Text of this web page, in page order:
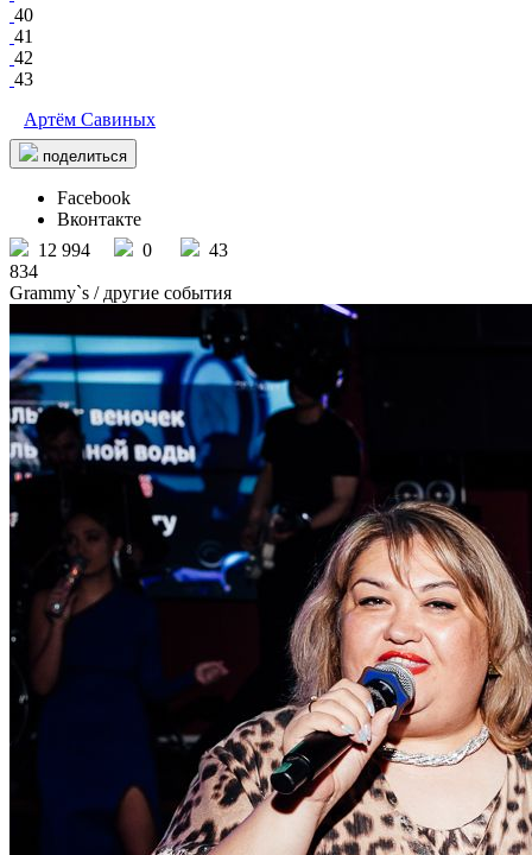
40
41
42
43
Артём Савиных
поделиться
Facebook
Вконтакте
12 994
0
43
834
Grammy`s / другие события